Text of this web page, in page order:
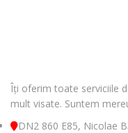
Îți oferim toate serviciile
mult visate. Suntem
DN2 860 E85, Nicolae